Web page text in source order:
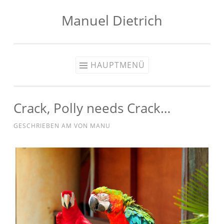
Manuel Dietrich
HAUPTMENÜ
Crack, Polly needs Crack…
GESCHRIEBEN AM VON MANU